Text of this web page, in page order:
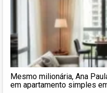
Mesmo milionária, Ana
em apartamento simples